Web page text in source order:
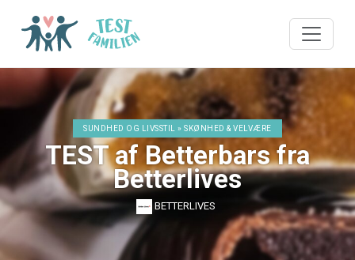
SUNDHED OG LIVSSTIL » SKØNHED & VELVÆRE
TEST af Betterbars fra
Betterlives
BETTERLIVES